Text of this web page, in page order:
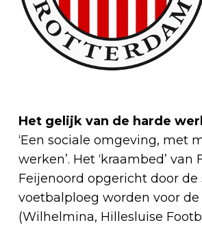
Het gelijk van de harde
‘Een sociale omgeving, met
werken’. Het ‘kraambed’
Feijenoord opgericht door de
voetbalploeg worden voor
(Wilhelmina, Hillesluise